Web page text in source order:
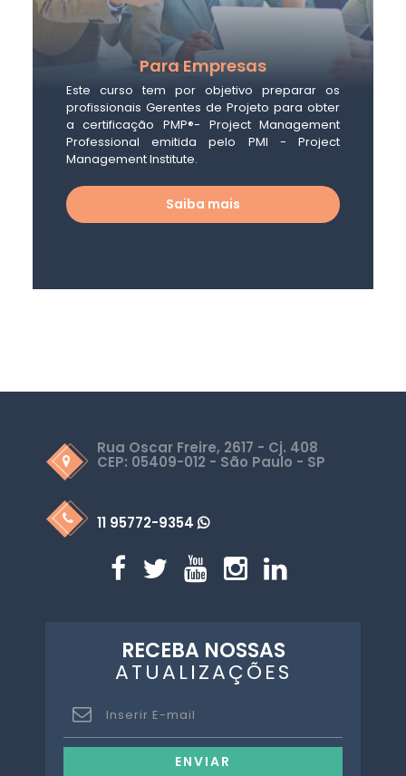
Para Empresas
Este curso tem por objetivo preparar os
profissionais Gerentes de Projeto para obter
a certificação PMP®- Project Management
Professional emitida pelo PMI - Project
Management Institute.
Saiba mais
Rua Oscar Freire, 2617 - Cj. 408
CEP: 05409-012 - São Paulo - SP
11 95772-9354
RECEBA NOSSAS
ATUALIZAÇÕES
ENVIAR